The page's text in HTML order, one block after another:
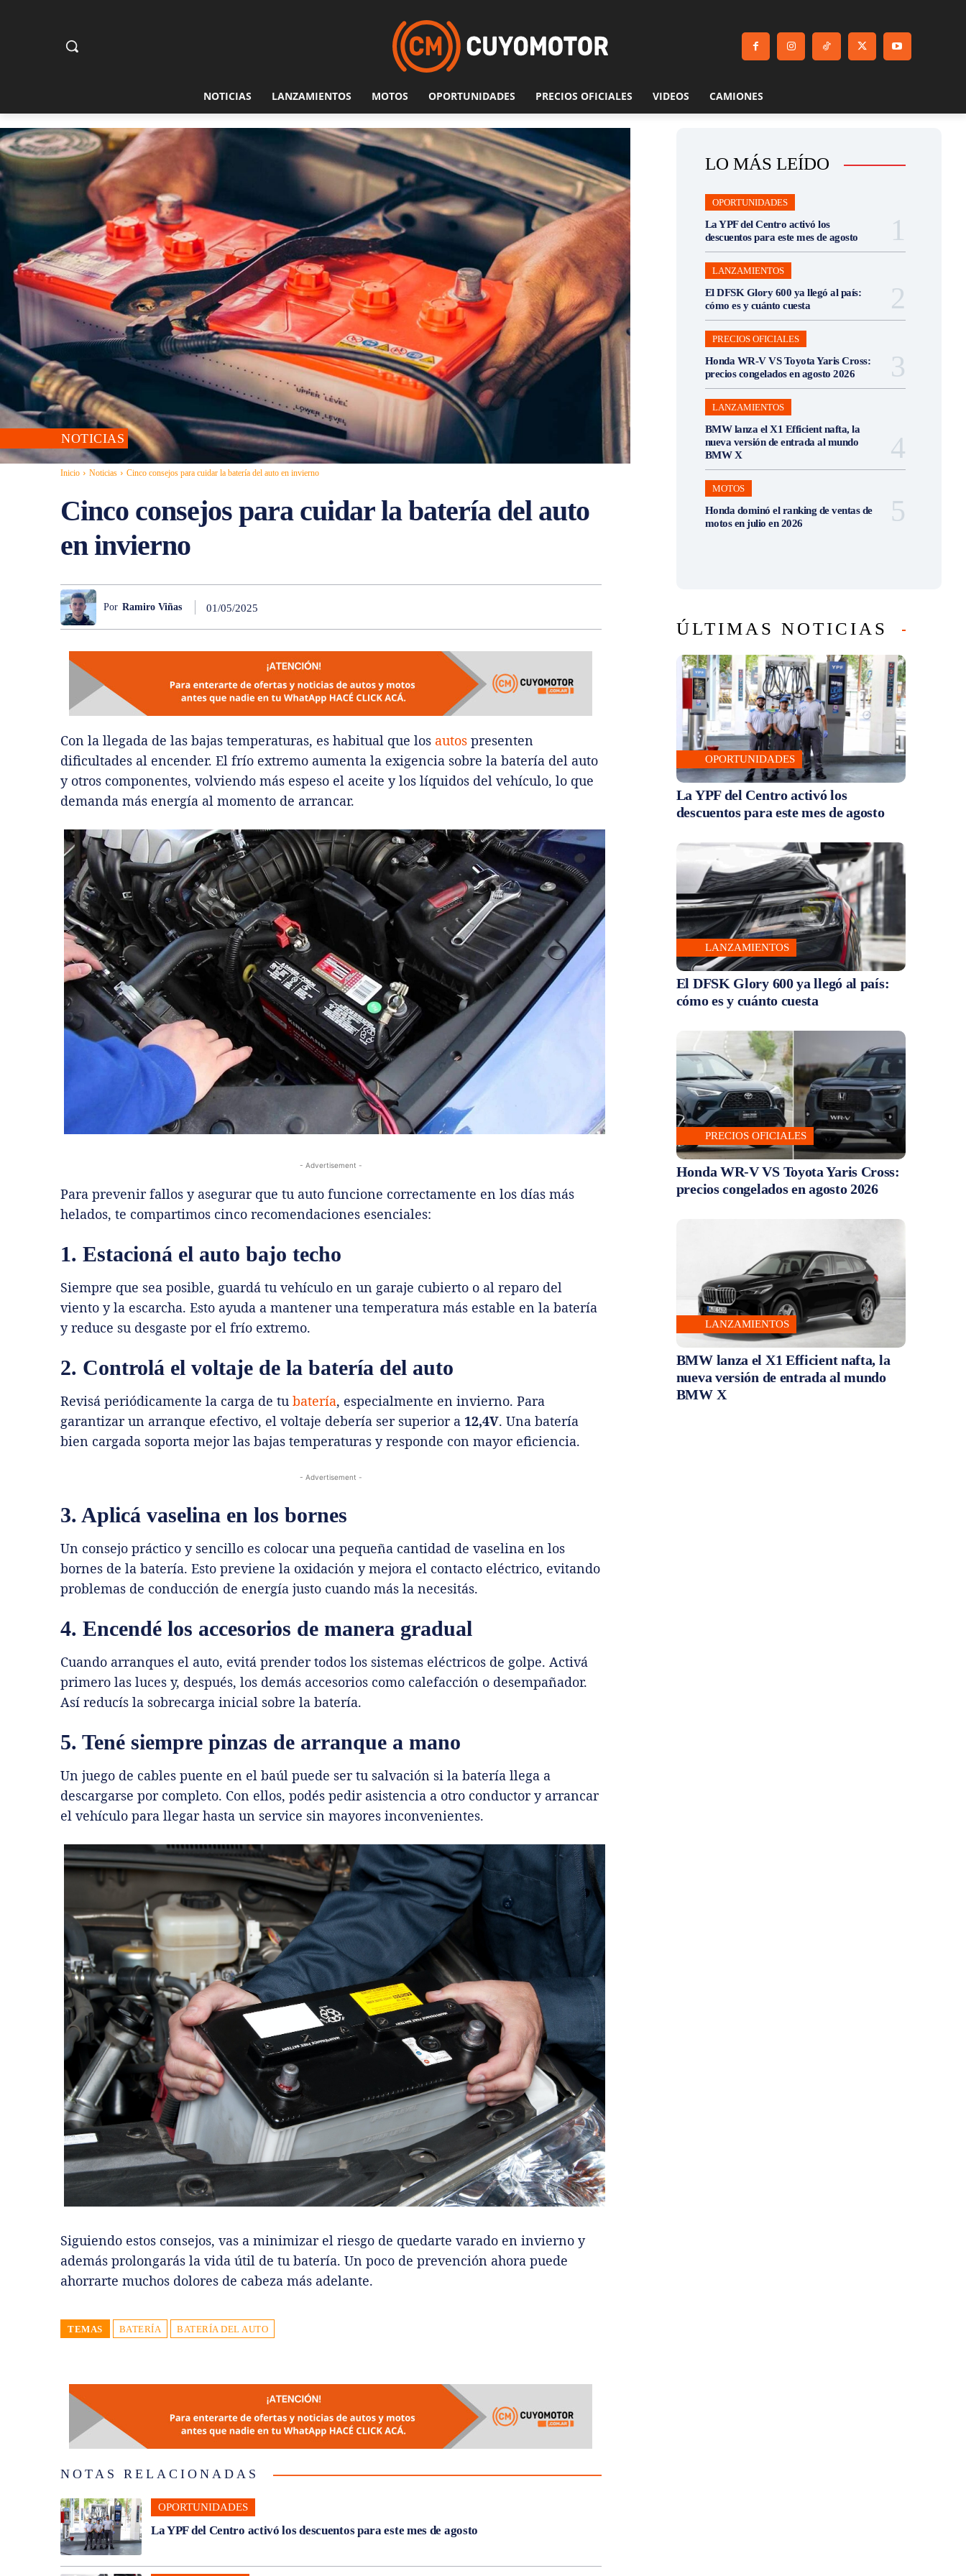
NOTICIAS LANZAMIENTOS MOTOS OPORTUNIDADES PRECIOS OFICIALES VIDEOS CAMIONES
NOTICIAS
Inicio Noticias Cinco consejos para cuidar la batería del auto en invierno
Cinco consejos para cuidar la batería del auto
en invierno
Por Ramiro Viñas 01/05/2025
Con la llegada de las bajas temperaturas, es habitual que los autos presenten
dificultades al encender. El frío extremo aumenta la exigencia sobre la batería del auto
y otros componentes, volviendo más espeso el aceite y los líquidos del vehículo, lo que
demanda más energía al momento de arrancar.
- Advertisement -
Para prevenir fallos y asegurar que tu auto funcione correctamente en los días más
helados, te compartimos cinco recomendaciones esenciales:
1. Estacioná el auto bajo techo
Siempre que sea posible, guardá tu vehículo en un garaje cubierto o al reparo del
viento y la escarcha. Esto ayuda a mantener una temperatura más estable en la batería
y reduce su desgaste por el frío extremo.
2. Controlá el voltaje de la batería del auto
Revisá periódicamente la carga de tu batería, especialmente en invierno. Para
garantizar un arranque efectivo, el voltaje debería ser superior a 12,4V. Una batería
bien cargada soporta mejor las bajas temperaturas y responde con mayor eficiencia.
- Advertisement -
3. Aplicá vaselina en los bornes
Un consejo práctico y sencillo es colocar una pequeña cantidad de vaselina en los
bornes de la batería. Esto previene la oxidación y mejora el contacto eléctrico, evitando
problemas de conducción de energía justo cuando más la necesitás.
4. Encendé los accesorios de manera gradual
Cuando arranques el auto, evitá prender todos los sistemas eléctricos de golpe. Activá
primero las luces y, después, los demás accesorios como calefacción o desempañador.
Así reducís la sobrecarga inicial sobre la batería.
5. Tené siempre pinzas de arranque a mano
Un juego de cables puente en el baúl puede ser tu salvación si la batería llega a
descargarse por completo. Con ellos, podés pedir asistencia a otro conductor y arrancar
el vehículo para llegar hasta un service sin mayores inconvenientes.
Siguiendo estos consejos, vas a minimizar el riesgo de quedarte varado en invierno y
además prolongarás la vida útil de tu batería. Un poco de prevención ahora puede
ahorrarte muchos dolores de cabeza más adelante.
TEMAS BATERÍA BATERÍA DEL AUTO
NOTAS RELACIONADAS
OPORTUNIDADES
La YPF del Centro activó los descuentos para este mes de agosto
LO MÁS LEÍDO
OPORTUNIDADES
La YPF del Centro activó los
descuentos para este mes de agosto
LANZAMIENTOS
El DFSK Glory 600 ya llegó al país:
cómo es y cuánto cuesta
PRECIOS OFICIALES
Honda WR-V VS Toyota Yaris Cross:
precios congelados en agosto 2026
LANZAMIENTOS
BMW lanza el X1 Efficient nafta, la
nueva versión de entrada al mundo
BMW X
MOTOS
Honda dominó el ranking de ventas de
motos en julio en 2026
ÚLTIMAS NOTICIAS
OPORTUNIDADES
La YPF del Centro activó los
descuentos para este mes de agosto
LANZAMIENTOS
El DFSK Glory 600 ya llegó al país:
cómo es y cuánto cuesta
PRECIOS OFICIALES
Honda WR-V VS Toyota Yaris Cross:
precios congelados en agosto 2026
LANZAMIENTOS
BMW lanza el X1 Efficient nafta, la
nueva versión de entrada al mundo
BMW X